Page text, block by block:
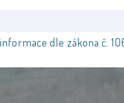
dle zákona č.